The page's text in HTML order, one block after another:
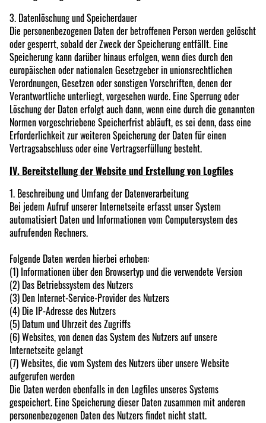
3. Datenlöschung und Speicherdauer
Die personenbezogenen Daten der betroffenen Person werden gelöscht
oder gesperrt, sobald der Zweck der Speicherung entfällt. Eine
Speicherung kann darüber hinaus erfolgen, wenn dies durch den
europäischen oder nationalen Gesetzgeber in unionsrechtlichen
Verordnungen, Gesetzen oder sonstigen Vorschriften, denen der
Verantwortliche unterliegt, vorgesehen wurde. Eine Sperrung oder
Löschung der Daten erfolgt auch dann, wenn eine durch die genannten
Normen vorgeschriebene Speicherfrist abläuft, es sei denn, dass eine
Erforderlichkeit zur weiteren Speicherung der Daten für einen
Vertragsabschluss oder eine Vertragserfüllung besteht.
IV. Bereitstellung der Website und Erstellung von Logfiles
1. Beschreibung und Umfang der Datenverarbeitung
Bei jedem Aufruf unserer Internetseite erfasst unser System
automatisiert Daten und Informationen vom Computersystem des
aufrufenden Rechners.
Folgende Daten werden hierbei erhoben:
(1) Informationen über den Browsertyp und die verwendete Version
(2) Das Betriebssystem des Nutzers
(3) Den Internet-Service-Provider des Nutzers
(4) Die IP-Adresse des Nutzers
(5) Datum und Uhrzeit des Zugriffs
(6) Websites, von denen das System des Nutzers auf unsere
Internetseite gelangt
(7) Websites, die vom System des Nutzers über unsere Website
aufgerufen werden
Die Daten werden ebenfalls in den Logfiles unseres Systems
gespeichert. Eine Speicherung dieser Daten zusammen mit anderen
personenbezogenen Daten des Nutzers findet nicht statt.